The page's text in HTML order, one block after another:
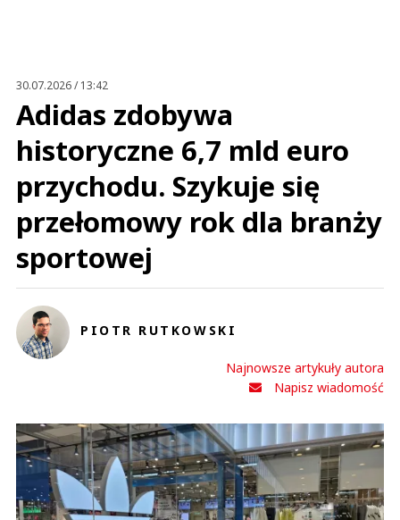
30.07.2026 / 13:42
Adidas zdobywa
historyczne 6,7 mld euro
przychodu. Szykuje się
przełomowy rok dla branży
sportowej
PIOTR RUTKOWSKI
Najnowsze artykuły autora
Napisz wiadomość